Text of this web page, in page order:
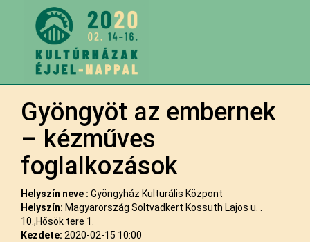
Gyöngyöt az embernek
– kézműves
foglalkozások
Helyszín neve : Gyöngyház Kulturális Központ
Helyszín: Magyarország Soltvadkert Kossuth Lajos u. .
10.,Hősök tere 1.
Kezdete: 2020-02-15 10:00